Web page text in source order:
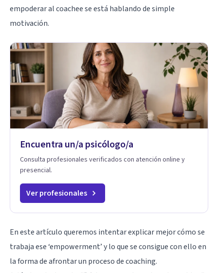
empoderar al coachee se está hablando de simple
motivación.
Encuentra un/a psicólogo/a
Consulta profesionales verificados con atención online y
presencial.
Ver profesionales
En este artículo queremos intentar explicar mejor cómo se
trabaja ese ‘empowerment’ y lo que se consigue con ello en
la forma de afrontar un proceso de coaching.